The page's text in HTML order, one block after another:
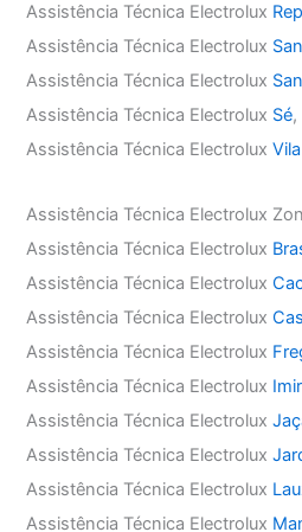
Assistência Técnica Electrolux
Assistência Técnica Electrolux
Assistência Técnica Electrolux
Assistência Técnica Electrolux Sé,
Assistência Técnica Electrolux
Assistência Técnica Electrolux
Assistência Técnica Electrolux
Assistência Técnica Electrolux
Assistência Técnica Electrolux
Assistência Técnica Electrolux
Assistência Técnica Electrolux
Assistência Técnica Electrolux
Assistência Técnica Electrolux
Assistência Técnica Electrolux
Assistência Técnica Electrolux